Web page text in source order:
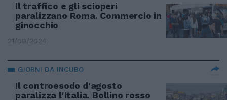
Il traffico e gli scioperi
paralizzano Roma. Commercio in
ginocchio
21/09/2024
GIORNI DA INCUBO
Il controesodo d'agosto
paralizza l'Italia. Bollino rosso